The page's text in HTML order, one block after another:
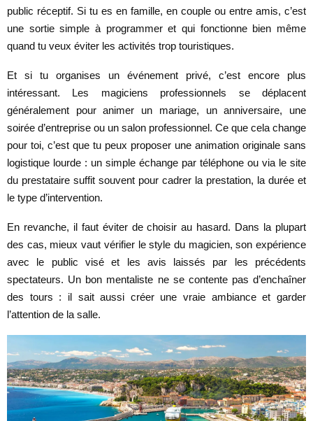
public réceptif. Si tu es en famille, en couple ou entre amis, c’est
une sortie simple à programmer et qui fonctionne bien même
quand tu veux éviter les activités trop touristiques.
Et si tu organises un événement privé, c’est encore plus
intéressant. Les magiciens professionnels se déplacent
généralement pour animer un mariage, un anniversaire, une
soirée d’entreprise ou un salon professionnel. Ce que cela change
pour toi, c’est que tu peux proposer une animation originale sans
logistique lourde : un simple échange par téléphone ou via le site
du prestataire suffit souvent pour cadrer la prestation, la durée et
le type d’intervention.
En revanche, il faut éviter de choisir au hasard. Dans la plupart
des cas, mieux vaut vérifier le style du magicien, son expérience
avec le public visé et les avis laissés par les précédents
spectateurs. Un bon mentaliste ne se contente pas d’enchaîner
des tours : il sait aussi créer une vraie ambiance et garder
l’attention de la salle.